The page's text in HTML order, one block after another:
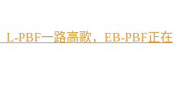
PBF一路高歌，EB-PBF正在